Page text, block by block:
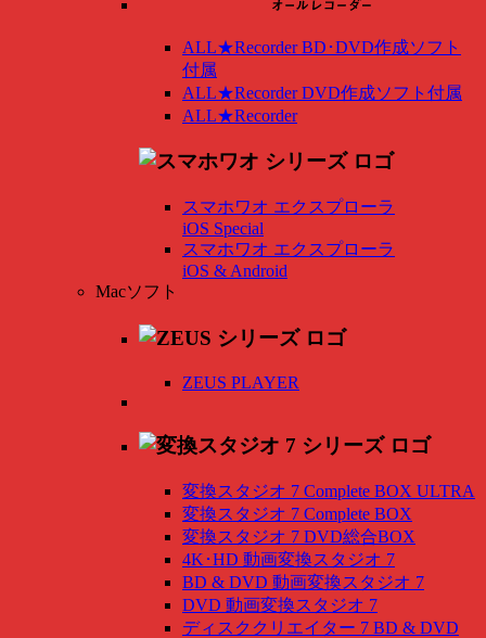
ALL★Recorder BD･DVD作成ソフト
付属
ALL★Recorder DVD作成ソフト付属
ALL★Recorder
スマホワオ エクスプローラ
iOS Special
スマホワオ エクスプローラ
iOS & Android
Macソフト
ZEUS PLAYER
変換スタジオ 7 Complete BOX ULTRA
変換スタジオ 7 Complete BOX
変換スタジオ 7 DVD総合BOX
4K･HD 動画変換スタジオ 7
BD & DVD 動画変換スタジオ 7
DVD 動画変換スタジオ 7
ディスククリエイター 7 BD & DVD